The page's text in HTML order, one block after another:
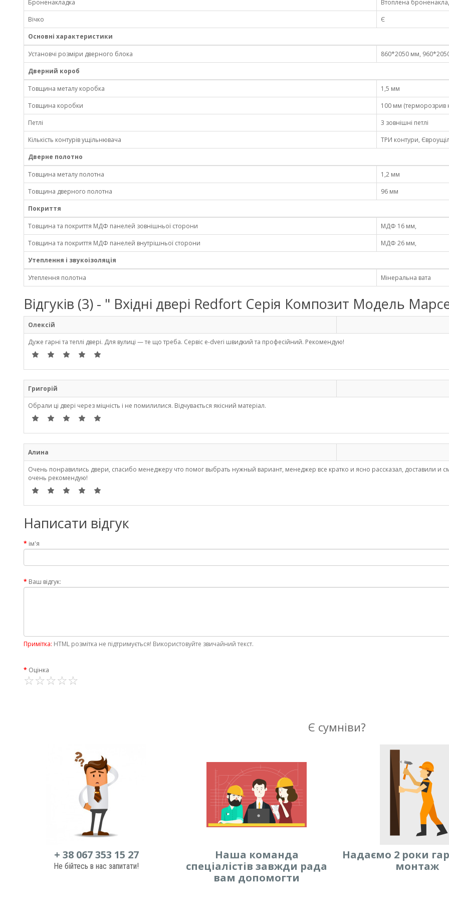
Броненакладка
Втоплена
Вічко
Є
Основні характеристики
Установчі розміри дверного блока
860*2050 мм,
Дверний короб
Товщина металу коробка
1,5 мм
Товщина коробки
100 мм (терморозрив
Петлі
3 зовнішні петлі
Кількість контурів ущільнювача
ТРИ контури,
Дверне полотно
Товщина металу полотна
1,2 мм
Товщина дверного полотна
96 мм
Покриття
Товщина та покриття МДФ панелей зовнішньої сторони
МДФ 16 мм,
Товщина та покриття МДФ панелей внутрішньої сторони
МДФ 26 мм,
Утеплення і звукоізоляція
Утеплення полотна Мінеральна вата
Відгуків (3) - " Вхідні двері Redfort Серія Композит Модель
Олексій
Дуже гарні та теплі двері. Для вулиці — те що треба. Сервіс e-dveri швидкий та професійний. Рекомендую!
Григорій
Обрали ці двері через міцність і не помилилися. Відчувається якісний матеріал.
Алина
Очень понравились двери, спасибо менеджеру что помог выбрать нужный вариант, менеджер все кратко и ясно рассказал, доставили и
очень рекомендую!
Написати відгук
ім'я
Ваш відгук:
Примітка: HTML розмітка не підтримується! Використовуйте звичайний текст.
Оцінка
Є сумніви?
+ 38 067 353 15 27
Не бійтесь в нас запитати!
Наша команда
спеціалістів завжди рада
вам допомогти
Надаємо 2 роки
монтаж